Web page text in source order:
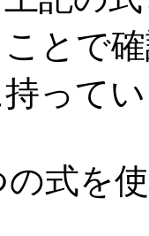
とで
って
式を